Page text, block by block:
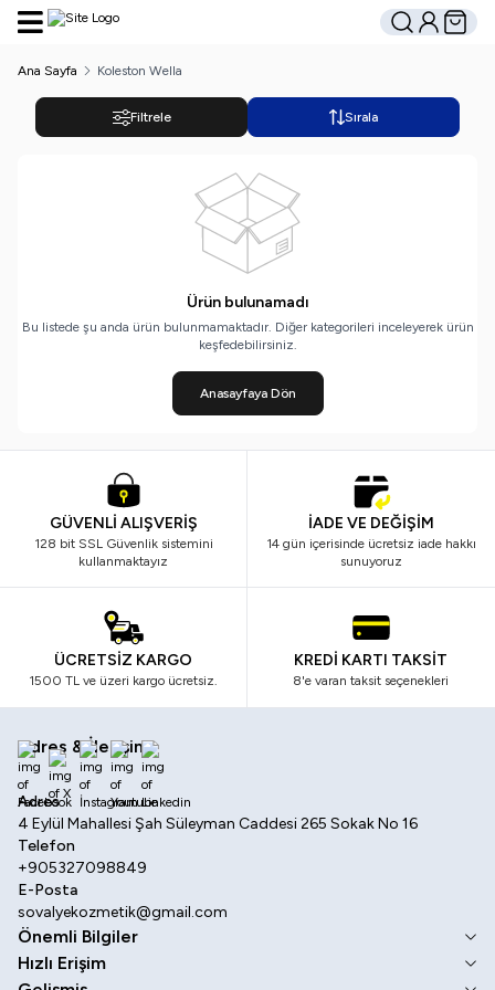
Hesabım
Sepetim
Ana Sayfa Koleston Wella
Filtrele Sırala
Ürün bulunamadı
Bu listede şu anda ürün bulunmamaktadır. Diğer kategorileri inceleyerek ürün
keşfedebilirsiniz.
Anasayfaya Dön
GÜVENLİ ALIŞVERİŞ
128 bit SSL Güvenlik sistemini
kullanmaktayız
İADE VE DEĞİŞİM
14 gün içerisinde ücretsiz iade hakkı
sunuyoruz
ÜCRETSİZ KARGO
1500 TL ve üzeri kargo ücretsiz.
KREDİ KARTI TAKSİT
8'e varan taksit seçenekleri
Adres & İletişim
Adres
4 Eylül Mahallesi Şah Süleyman Caddesi 265 Sokak No 16
Telefon
+905327098849
E-Posta
sovalyekozmetik@gmail.com
Facebook
X İnstagram
Youtube
Önemli Bilgiler
Hızlı Erişim